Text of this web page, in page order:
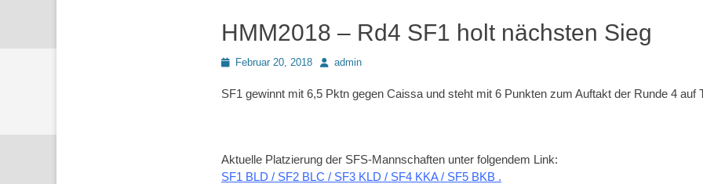
HMM2018 – Rd4 SF1 holt nächsten Sieg
PostedFebruar 20, 2018 Autoradmin
SF1 gewinnt mit 6,5 Pktn gegen Caissa und steht mit 6 Punkten zum Auftakt der Runde 4 auf
Aktuelle Platzierung der SFS-Mannschaften unter folgendem Link:
SF1 BLD / SF2 BLC / SF3 KLD / SF4 KKA / SF5 BKB .